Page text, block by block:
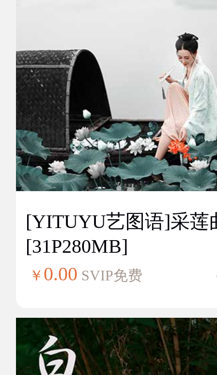
[YITUYU艺图语]采莲
[31P280MB]
￥ 0.00 SVIP免费